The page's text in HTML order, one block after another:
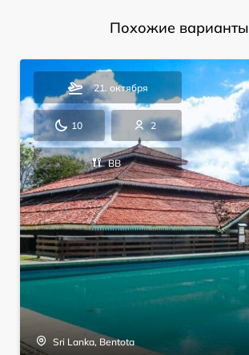
Похожие варианты
21. октября
10 2
BB
Sri Lanka, Bentota